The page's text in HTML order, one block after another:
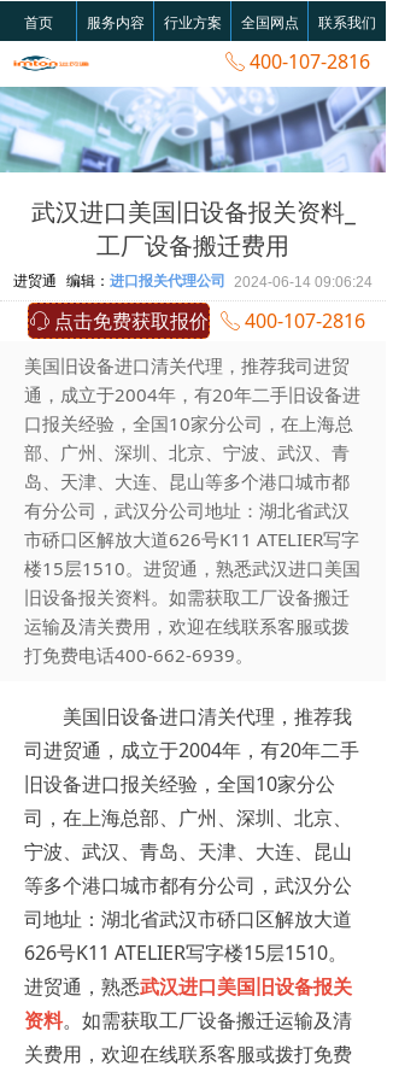
ꂅ 400-107-2816
首页 服务内容 行业方案 全国网点 联系我们
武汉进口美国旧设备报关资料_
工厂设备搬迁费用
美国旧设备进口清关代理，推荐我司进贸
通，成立于2004年，有20年二手旧设备进
口报关经验，全国10家分公司，在上海总
部、广州、深圳、北京、宁波、武汉、青
岛、天津、大连、昆山等多个港口城市都
有分公司，武汉分公司地址：湖北省武汉
市硚口区解放大道626号K11 ATELIER写字
楼15层1510。进贸通，熟悉武汉进口美国
旧设备报关资料。如需获取工厂设备搬迁
运输及清关费用，欢迎在线联系客服或拨
打免费电话400-662-6939。
2024-06-14 09:06:24
美国旧设备进口清关代理，推荐我
司进贸通，成立于2004年，有20年二手
旧设备进口报关经验，全国10家分公
司，在上海总部、广州、深圳、北京、
宁波、武汉、青岛、天津、大连、昆山
等多个港口城市都有分公司，武汉分公
司地址：湖北省武汉市硚口区解放大道
626号K11 ATELIER写字楼15层1510。
进贸通，熟悉武汉进口美国旧设备报关
资料。如需获取工厂设备搬迁运输及清
关费用，欢迎在线联系客服或拨打免费
进贸通 编辑： 进口报关代理公司
ꁱ 点击免费获取报价 ꂅ 400-107-2816